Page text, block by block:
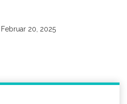
Februar 20, 2025